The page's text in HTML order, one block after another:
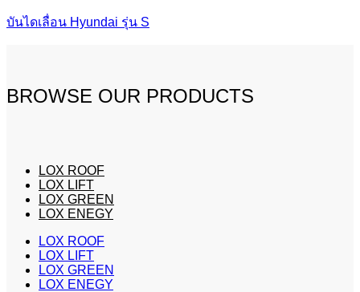
บันไดเลื่อน Hyundai รุ่น S
BROWSE OUR PRODUCTS
LOX ROOF
LOX LIFT
LOX GREEN
LOX ENEGY
LOX ROOF
LOX LIFT
LOX GREEN
LOX ENEGY